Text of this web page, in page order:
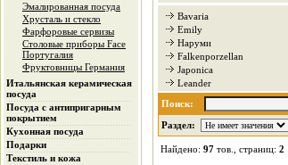
Эмалированная посуда
Хрусталь и стекло
Фарфоровые сервизы
Столовые приборы Face
Португалия
Фруктовницы Германия
Итальянская керамическая
посуда
Посуда с антипригарным
покрытием
Кухонная посуда
Подарки
Текстиль и кожа
Bavaria
Emily
Наруми
Falkenporzellan
Japonica
Leander
Поиск:
Раздел:
Найдено: 97 тов., страниц: 2